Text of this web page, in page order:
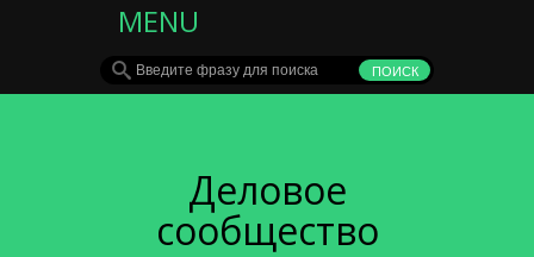
MENU
Деловое
сообщество